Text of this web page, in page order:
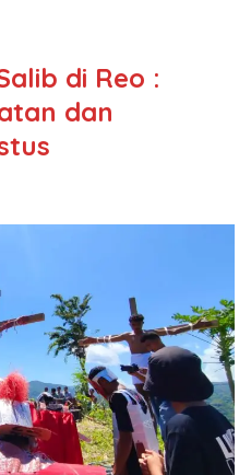
di Reo :
dan